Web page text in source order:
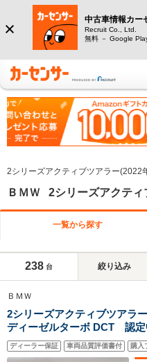
中古車情報カー
Recruit Co., Ltd.
無料 － Google
2シリーズアクティブツアラー(2022
ＢＭＷ 2シリーズアクテ
一覧から探す
238 台 絞り込み
ＢＭＷ
2シリーズアクティブツアラ
ディーゼルターボ DCT 認
ーブドディスプレイ アダプ
ル アラウンドビューモニタ
ディーラー保証 車両品質評価書付 購入